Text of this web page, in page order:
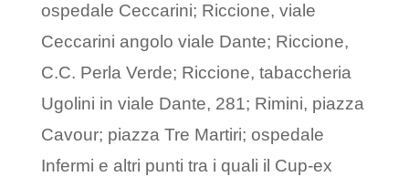
ospedale Ceccarini; Riccione, viale
Ceccarini angolo viale Dante; Riccione,
C.C. Perla Verde; Riccione, tabaccheria
Ugolini in viale Dante, 281; Rimini, piazza
Cavour; piazza Tre Martiri; ospedale
Infermi e altri punti tra i quali il Cup-ex